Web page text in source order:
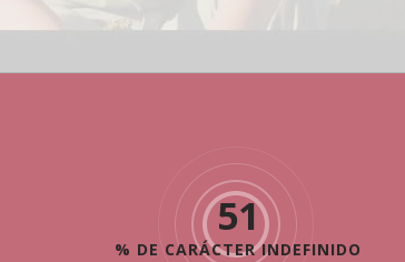
72
% DE CARÁCTER INDEFINIDO